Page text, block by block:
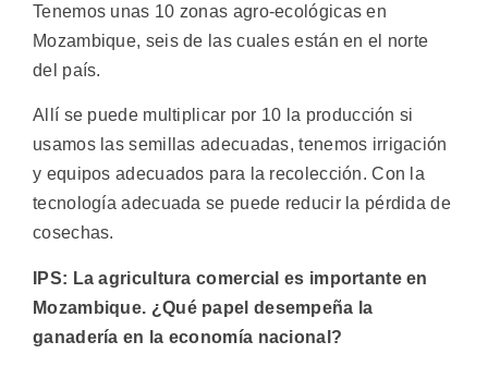
Tenemos unas 10 zonas agro-ecológicas en
Mozambique, seis de las cuales están en el norte
del país.
Allí se puede multiplicar por 10 la producción si
usamos las semillas adecuadas, tenemos irrigación
y equipos adecuados para la recolección. Con la
tecnología adecuada se puede reducir la pérdida de
cosechas.
IPS: La agricultura comercial es importante en
Mozambique. ¿Qué papel desempeña la
ganadería en la economía nacional?